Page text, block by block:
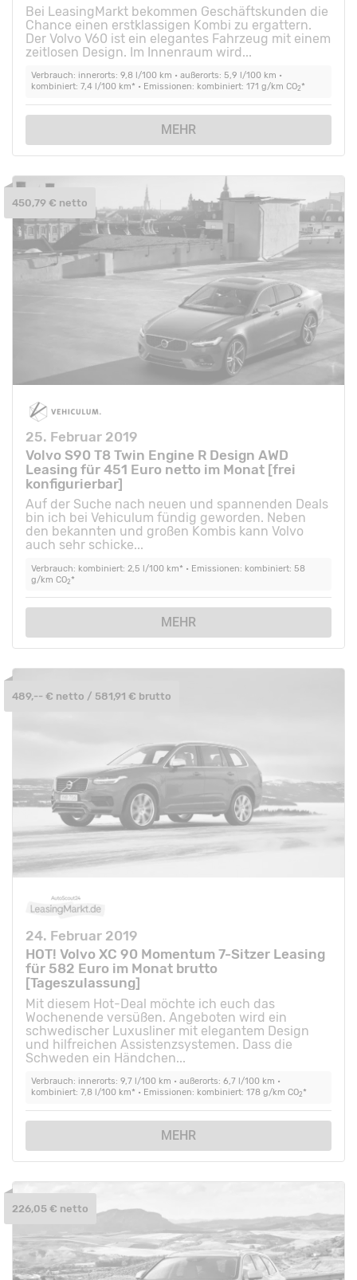
Bei LeasingMarkt bekommen Geschäftskunden die
Chance einen erstklassigen Kombi zu ergattern.
Der Volvo V60 ist ein elegantes Fahrzeug mit einem
zeitlosen Design. Im Innenraum wird...
Verbrauch: innerorts: 9,8 l/100 km • außerorts: 5,9 l/100 km •
kombiniert: 7,4 l/100 km* • Emissionen: kombiniert: 171 g/km CO2*
MEHR
25. Februar 2019
Volvo S90 T8 Twin Engine R Design AWD
Leasing für 451 Euro netto im Monat [frei
konfigurierbar]
Auf der Suche nach neuen und spannenden Deals
bin ich bei Vehiculum fündig geworden. Neben
den bekannten und großen Kombis kann Volvo
auch sehr schicke...
Verbrauch: kombiniert: 2,5 l/100 km* • Emissionen: kombiniert: 58
g/km CO2*
MEHR
450,79 € netto
24. Februar 2019
HOT! Volvo XC 90 Momentum 7-Sitzer Leasing
für 582 Euro im Monat brutto
[Tageszulassung]
Mit diesem Hot-Deal möchte ich euch das
Wochenende versüßen. Angeboten wird ein
schwedischer Luxusliner mit elegantem Design
und hilfreichen Assistenzsystemen. Dass die
Schweden ein Händchen...
Verbrauch: innerorts: 9,7 l/100 km • außerorts: 6,7 l/100 km •
kombiniert: 7,8 l/100 km* • Emissionen: kombiniert: 178 g/km CO2*
MEHR
489,-- € netto / 581,91 € brutto
226,05 € netto